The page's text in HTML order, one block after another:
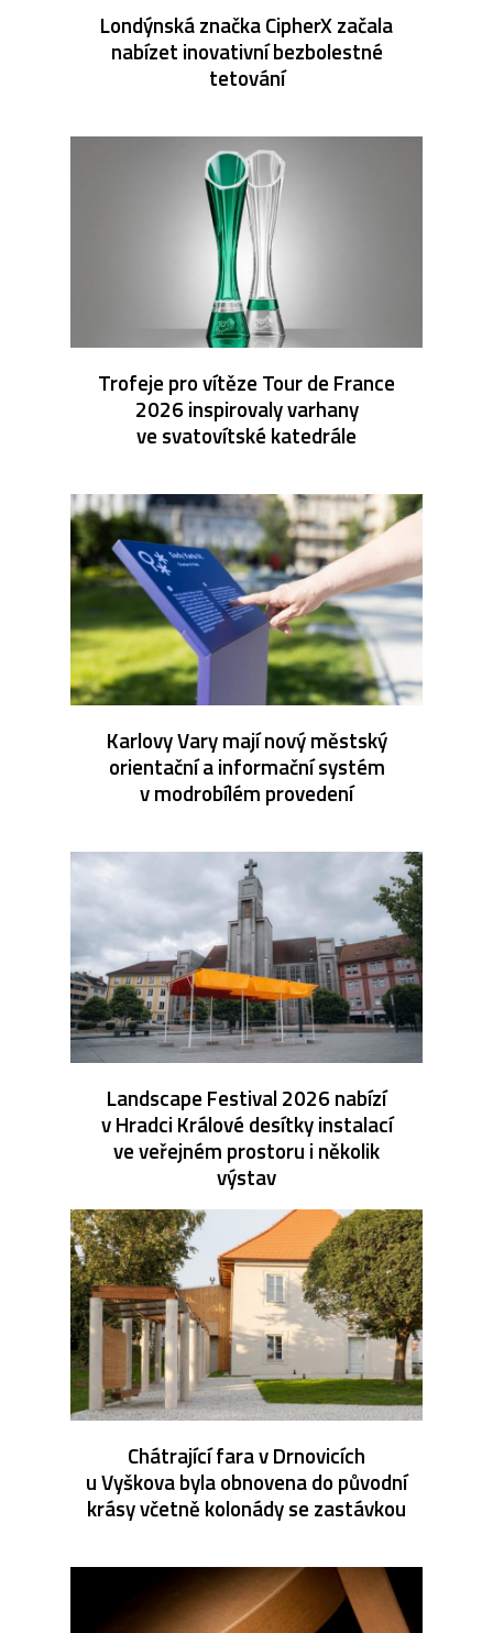
Londýnská značka CipherX začala
nabízet inovativní bezbolestné
tetování
Trofeje pro vítěze Tour de France
2026 inspirovaly varhany
ve svatovítské katedrále
Karlovy Vary mají nový městský
orientační a informační systém
v modrobílém provedení
Landscape Festival 2026 nabízí
v Hradci Králové desítky instalací
ve veřejném prostoru i několik
výstav
Chátrající fara v Drnovicích
u Vyškova byla obnovena do původní
krásy včetně kolonády se zastávkou